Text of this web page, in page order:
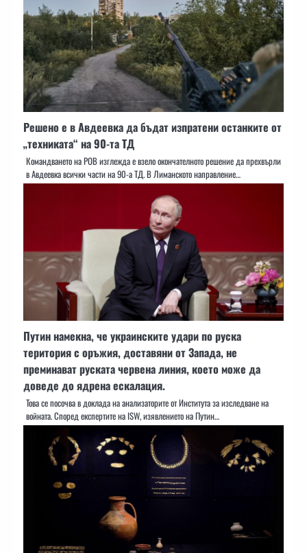
Решено е в Авдеевка да бъдат изпратени останките от
„техниката“ на 90-та ТД
Командването на РОВ изглежда е взело окончателното решение да прехвърли
в Авдеевка всички части на 90-а ТД. В Лиманското направление…
Путин намекна, че украинските удари по руска
територия с оръжия, доставяни от Запада, не
преминават руската червена линия, което може да
доведе до ядрена ескалация.
Това се посочва в доклада на анализаторите от Института за изследване на
войната. Според експертите на ISW, изявлението на Путин…